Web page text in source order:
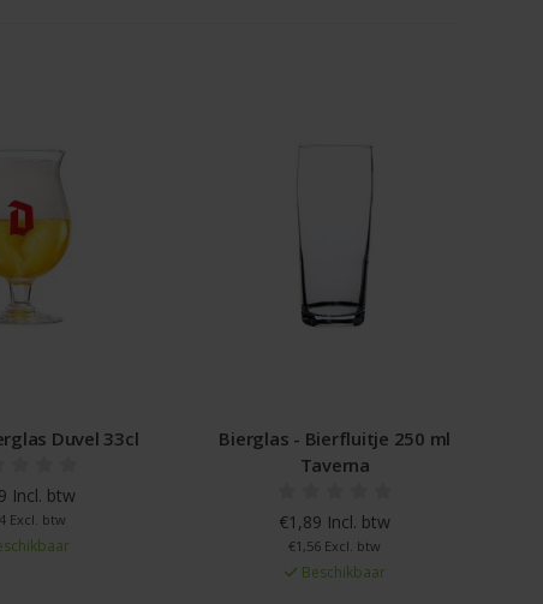
Duvel 33cl
Incl. btw
Excl. btw
Bierglas - Bierfluitje 250 ml
Taverna
€1,89 Incl. btw
€1,56 Excl. btw
Beschikbaar